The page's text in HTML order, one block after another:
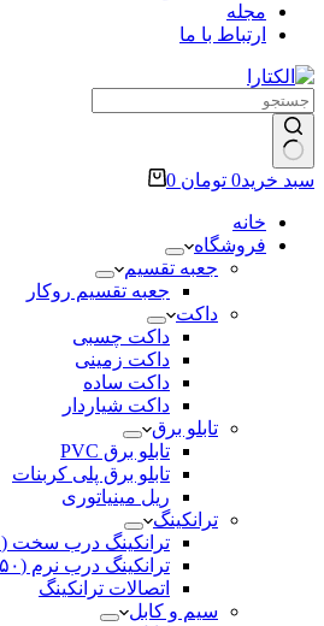
مجله
ارتباط با ما
سبد خرید0 تومان 0
خانه
فروشگاه
جعبه تقسیم
جعبه تقسیم روکار
داکت
داکت چسبی
داکت زمینی
داکت ساده
داکت شیاردار
تابلو برق
تابلو برق PVC
تابلو برق پلی کربنات
ریل مینیاتوری
ترانکینگ
ترانکینگ درب سخت (۵۰*۱۰۱)
ترانکینگ درب نرم (۵۰*۱۰۵)
اتصالات ترانکینگ
سیم و کابل